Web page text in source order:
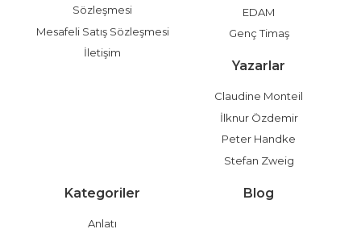
Sözleşmesi
Mesafeli Satış Sözleşmesi
İletişim
EDAM
Genç Timaş
Yazarlar
Claudine Monteil
İlknur Özdemir
Peter Handke
Stefan Zweig
Kategoriler
Anlatı
Blog